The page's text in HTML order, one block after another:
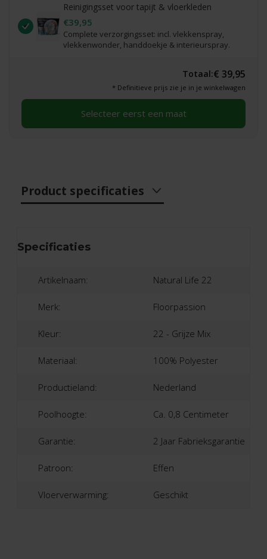
Reinigingsset voor tapijt & vloerkleden
€39,95
Complete verzorgingsset: incl. vlekkenspray,
vlekkenwonder, handdoekje & interieurspray.
Totaal:€ 39,95
* Definitieve prijs zie je in je winkelwagen
Selecteer eerst een maat
Product specificaties
Specificaties
Artikelnaam: Natural Life 22
Merk: Floorpassion
Kleur: 22 - Grijze Mix
Materiaal: 100% Polyester
Productieland: Nederland
Poolhoogte: Ca. 0,8 Centimeter
Garantie: 2 Jaar Fabrieksgarantie
Patroon: Effen
Vloerverwarming: Geschikt